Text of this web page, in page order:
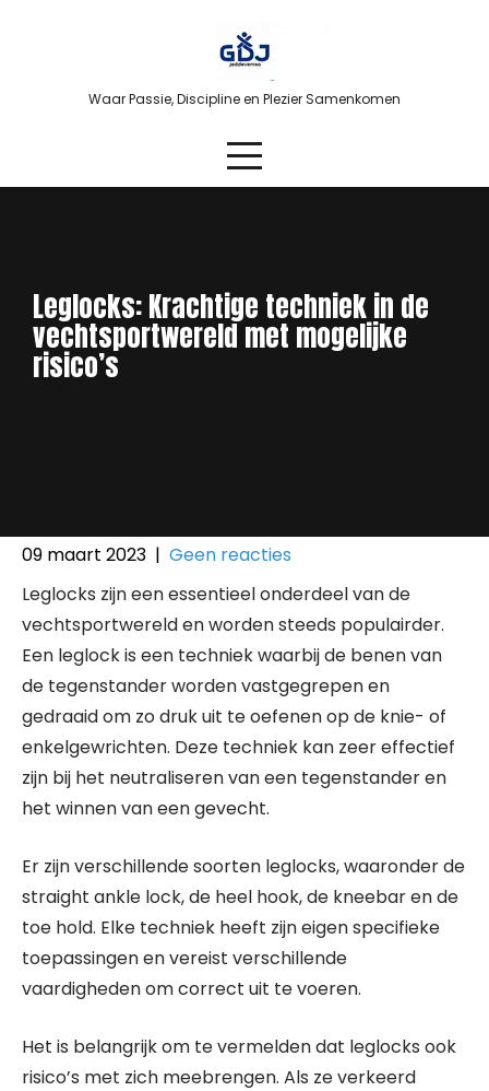
Waar Passie, Discipline en Plezier Samenkomen
Leglocks: Krachtige techniek in de
vechtsportwereld met mogelijke
risico’s
09 maart 2023 | Geen reacties
Leglocks zijn een essentieel onderdeel van de
vechtsportwereld en worden steeds populairder.
Een leglock is een techniek waarbij de benen van
de tegenstander worden vastgegrepen en
gedraaid om zo druk uit te oefenen op de knie- of
enkelgewrichten. Deze techniek kan zeer effectief
zijn bij het neutraliseren van een tegenstander en
het winnen van een gevecht.
Er zijn verschillende soorten leglocks, waaronder de
straight ankle lock, de heel hook, de kneebar en de
toe hold. Elke techniek heeft zijn eigen specifieke
toepassingen en vereist verschillende
vaardigheden om correct uit te voeren.
Het is belangrijk om te vermelden dat leglocks ook
risico’s met zich meebrengen. Als ze verkeerd